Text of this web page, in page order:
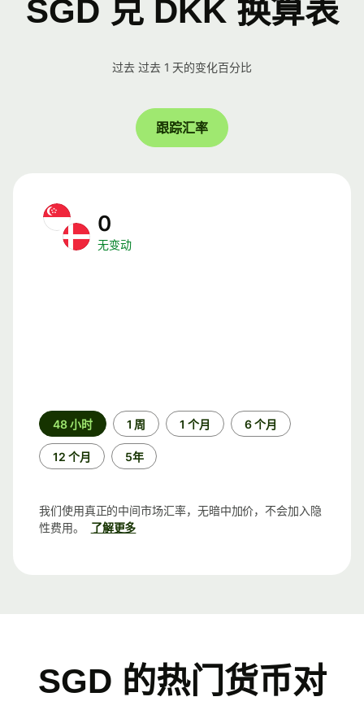
SGD 兑 DKK 换算表
过去 过去 1 天的变化百分比
跟踪汇率
0
无变动
时
间
段
48 小时 1 周 1 个月 6 个月
12 个月 5年
我们使用真正的中间市场汇率，无暗中加价，不会加入隐
性费用。
了解更多
SGD 的热门货币对